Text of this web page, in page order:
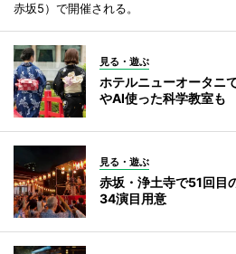
赤坂5）で開催される。
見る・遊ぶ
ホテルニューオータニ
やAI使った科学教室も
見る・遊ぶ
赤坂・浄土寺で51回
34演目用意